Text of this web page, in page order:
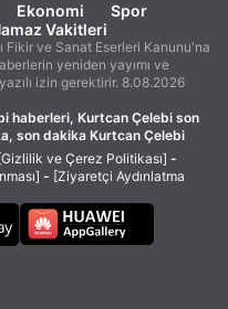
Ekonomi
Spor
Vakitleri
Fikir ve Sanat Eserleri Kanunu'na
yeniden yayımı ve
izin gerektirir. 8.08.2026
haberleri, Kurtcan Çelebi son
son dakika Kurtcan Çelebi
[Gizlilik ve Çerez Politikası] -
- [Ziyaretçi Aydınlatma